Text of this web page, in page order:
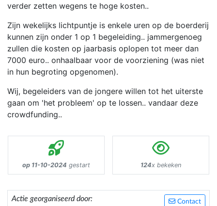
verder zetten wegens te hoge kosten..
Zijn wekelijks lichtpuntje is enkele uren op de boerderij
kunnen zijn onder 1 op 1 begeleiding.. jammergenoeg
zullen die kosten op jaarbasis oplopen tot meer dan
7000 euro.. onhaalbaar voor de voorziening (was niet
in hun begroting opgenomen).
Wij, begeleiders van de jongere willen tot het uiterste
gaan om 'het probleem' op te lossen.. vandaar deze
crowdfunding..
op 11-10-2024 gestart 124x bekeken
Contact
Actie georganiseerd door: